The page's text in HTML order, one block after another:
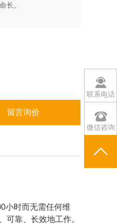
长。
运转温度低,无油无污
留言询价
小时而无需任何维
靠、长效地工作。
联系电话
微信咨询